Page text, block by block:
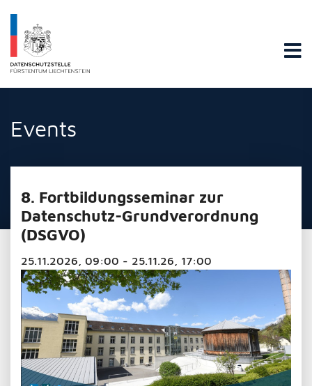
Datenschutzstelle Fürstentums Liechtenstein
Events
8. Fortbildungsseminar zur
Datenschutz-Grundverordnung
(DSGVO)
25.11.2026, 09:00 - 25.11.26, 17:00